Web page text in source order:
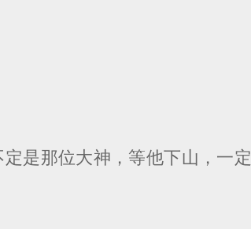
是那位大神，等他下山，一定